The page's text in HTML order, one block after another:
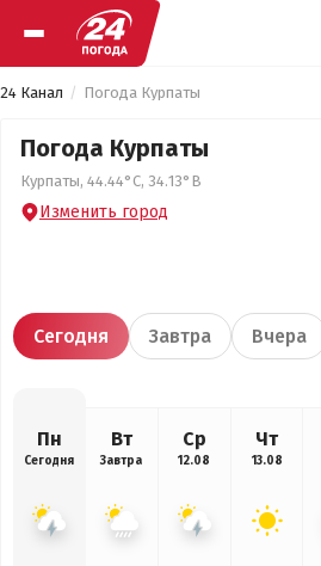
24 Канал Погода Курпаты
Погода Курпаты
Курпаты, 44.44°С, 34.13°В
Изменить город
Сегодня Завтра Вчера
Пн
Сегодня
Вт
Завтра
Ср
12.08
Чт
13.08